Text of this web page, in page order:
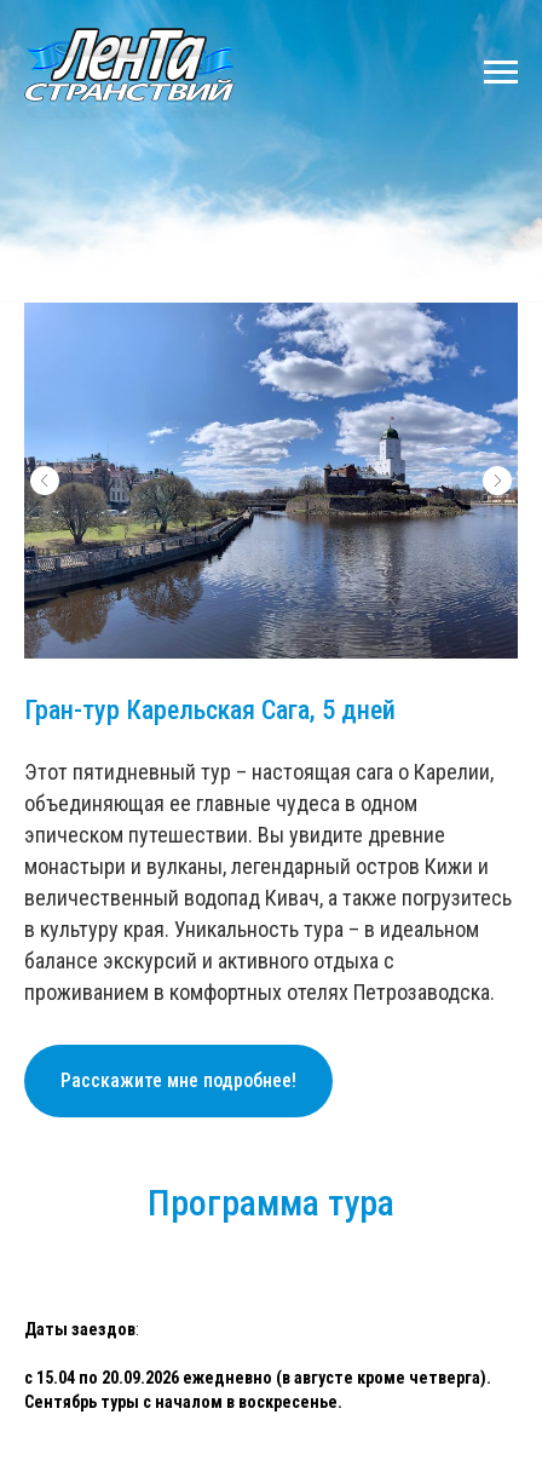
Гран-тур Карельская Сага, 5 дней
Этот пятидневный тур – настоящая сага о Карелии,
объединяющая ее главные чудеса в одном
эпическом путешествии. Вы увидите древние
монастыри и вулканы, легендарный остров Кижи и
величественный водопад Кивач, а также погрузитесь
в культуру края. Уникальность тура – в идеальном
балансе экскурсий и активного отдыха с
проживанием в комфортных отелях Петрозаводска.
Расскажите мне подробнее!
Программа тура
Даты заездов:
с 15.04 по 20.09.2026 ежедневно (в августе кроме четверга).
Сентябрь туры с началом в воскресенье.